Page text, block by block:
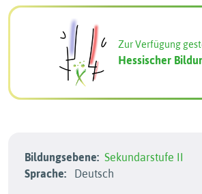
Zur Verfügung
Hessischer
Bildungsebene: Sekundarstufe II
Sprache:
Deutsch